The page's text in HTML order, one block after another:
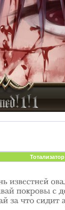
Тотализатор